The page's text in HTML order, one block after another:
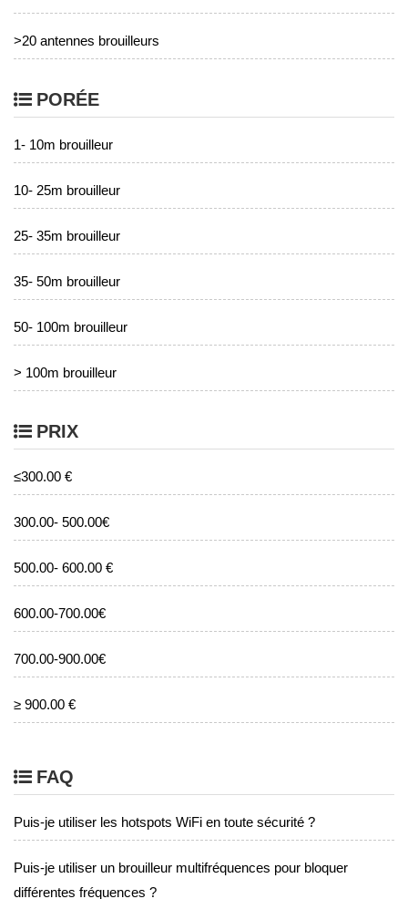
>20 antennes brouilleurs
PORÉE
1- 10m brouilleur
10- 25m brouilleur
25- 35m brouilleur
35- 50m brouilleur
50- 100m brouilleur
> 100m brouilleur
PRIX
≤300.00 €
300.00- 500.00€
500.00- 600.00 €
600.00-700.00€
700.00-900.00€
≥ 900.00 €
FAQ
Puis-je utiliser les hotspots WiFi en toute sécurité ?
Puis-je utiliser un brouilleur multifréquences pour bloquer
différentes fréquences ?